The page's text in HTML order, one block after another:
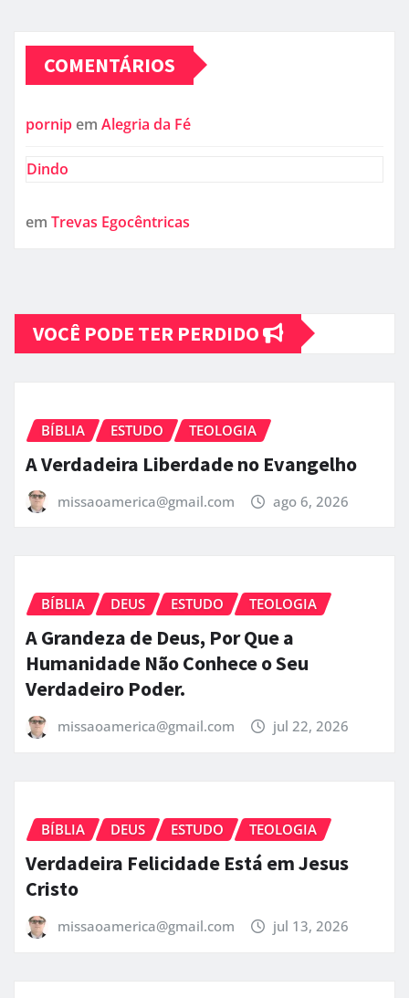
COMENTÁRIOS
pornip em Alegria da Fé
Dindo
em Trevas Egocêntricas
VOCÊ PODE TER PERDIDO
BÍBLIA ESTUDO TEOLOGIA
A Verdadeira Liberdade no Evangelho
missaoamerica@gmail.com ago 6, 2026
BÍBLIA DEUS ESTUDO TEOLOGIA
A Grandeza de Deus, Por Que a
Humanidade Não Conhece o Seu
Verdadeiro Poder.
missaoamerica@gmail.com jul 22, 2026
BÍBLIA DEUS ESTUDO TEOLOGIA
Verdadeira Felicidade Está em Jesus
Cristo
missaoamerica@gmail.com jul 13, 2026